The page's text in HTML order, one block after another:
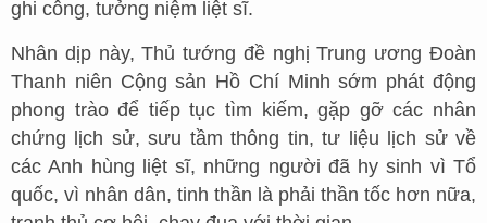
ghi công, tưởng niệm liệt sĩ.
Nhân dịp này, Thủ tướng đề nghị Trung ương Đoàn
Thanh niên Cộng sản Hồ Chí Minh sớm phát động
phong trào để tiếp tục tìm kiếm, gặp gỡ các nhân
chứng lịch sử, sưu tầm thông tin, tư liệu lịch sử về
các Anh hùng liệt sĩ, những người đã hy sinh vì Tổ
quốc, vì nhân dân, tinh thần là phải thần tốc hơn nữa,